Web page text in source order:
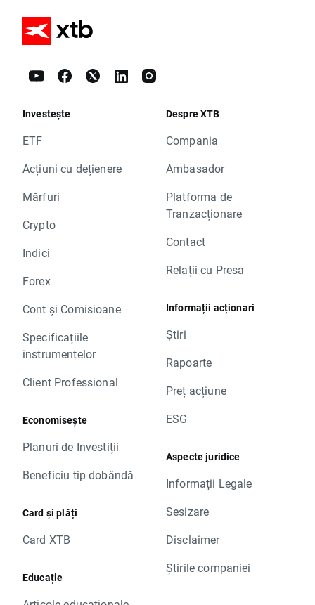
Investește
ETF
Acțiuni cu dețienere
Mărfuri
Crypto
Indici
Forex
Cont și Comisioane
Specificațiile
instrumentelor
Client Professional
Economisește
Planuri de Investiții
Beneficiu tip dobândă
Card și plăți
Card XTB
Educație
Despre XTB
Compania
Ambasador
Platforma de
Tranzacționare
Contact
Relații cu Presa
Informații acționari
Știri
Rapoarte
Preț acțiune
ESG
Aspecte juridice
Informații Legale
Sesizare
Disclaimer
Știrile companiei